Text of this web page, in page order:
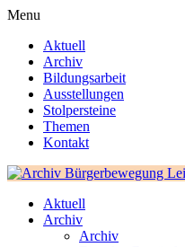
Menu
Aktuell
Archiv
Bildungsarbeit
Ausstellungen
Stolpersteine
Themen
Kontakt
Aktuell
Archiv
Archiv